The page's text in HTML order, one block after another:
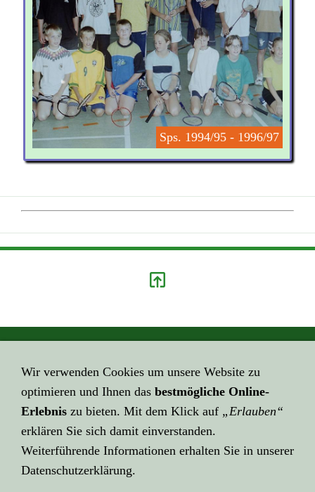
Sps. 1994/95 - 1996/97
Impressum
HIER GEHT ES ZUR ...
KLICK HIER ZU LINK ...
Über Links ...
Wir verwenden Cookies um unsere Website zu
optimieren und Ihnen das bestmögliche Online-
Erlebnis zu bieten. Mit dem Klick auf „Erlauben“
erklären Sie sich damit einverstanden.
Weiterführende Informationen erhalten Sie in unserer
Datenschutzerklärung.